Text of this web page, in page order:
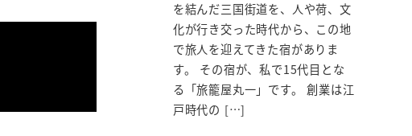
を結んだ三国街道を、人や荷、文
化が行き交った時代から、この地
で旅人を迎えてきた宿がありま
す。 その宿が、私で15代目とな
る「旅籠屋丸一」です。 創業は江
戸時代の […]